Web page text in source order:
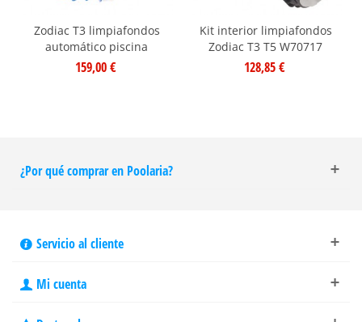
Zodiac T3 limpiafondos
automático piscina
159,00 €
Kit interior limpiafondos
Zodiac T3 T5 W70717
128,85 €
¿Por qué comprar en Poolaria?
Servicio al cliente
Mi cuenta